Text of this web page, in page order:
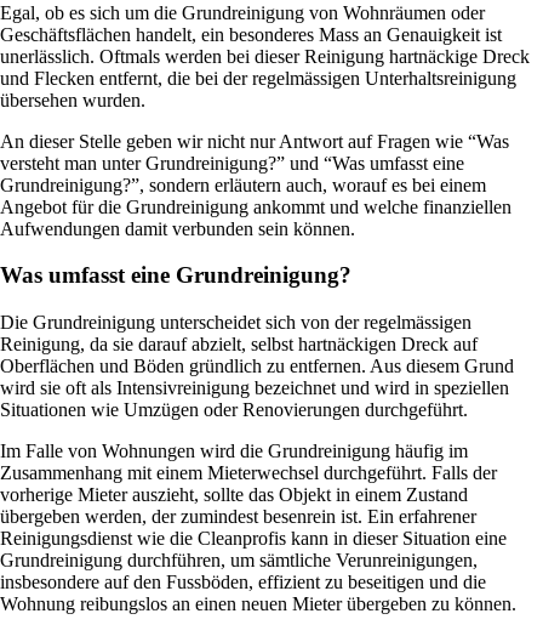
Egal, ob es sich um die Grundreinigung von Wohnräumen oder
Geschäftsflächen handelt, ein besonderes Mass an Genauigkeit ist
unerlässlich. Oftmals werden bei dieser Reinigung hartnäckige Dreck
und Flecken entfernt, die bei der regelmässigen Unterhaltsreinigung
übersehen wurden.
An dieser Stelle geben wir nicht nur Antwort auf Fragen wie “Was
versteht man unter Grundreinigung?” und “Was umfasst eine
Grundreinigung?”, sondern erläutern auch, worauf es bei einem
Angebot für die Grundreinigung ankommt und welche finanziellen
Aufwendungen damit verbunden sein können.
Was umfasst eine Grundreinigung?
Die Grundreinigung unterscheidet sich von der regelmässigen
Reinigung, da sie darauf abzielt, selbst hartnäckigen Dreck auf
Oberflächen und Böden gründlich zu entfernen. Aus diesem Grund
wird sie oft als Intensivreinigung bezeichnet und wird in speziellen
Situationen wie Umzügen oder Renovierungen durchgeführt.
Im Falle von Wohnungen wird die Grundreinigung häufig im
Zusammenhang mit einem Mieterwechsel durchgeführt. Falls der
vorherige Mieter auszieht, sollte das Objekt in einem Zustand
übergeben werden, der zumindest besenrein ist. Ein erfahrener
Reinigungsdienst wie die Cleanprofis kann in dieser Situation eine
Grundreinigung durchführen, um sämtliche Verunreinigungen,
insbesondere auf den Fussböden, effizient zu beseitigen und die
Wohnung reibungslos an einen neuen Mieter übergeben zu können.